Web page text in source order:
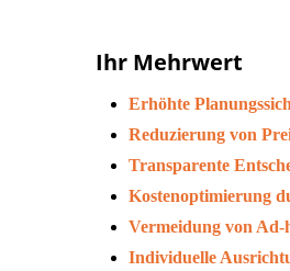
Ihr Mehrwert
Erhöhte
Reduzierung von
Transparente
Kostenoptimierung
Vermeidung von Ad-
Individuelle